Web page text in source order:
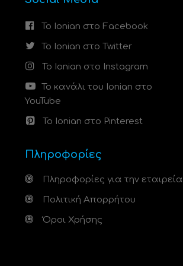
Το Ionian στο Facebook
Το Ionian στο Twitter
Το Ionian στο Instagram
Το κανάλι του Ionian στο
YouTube
Το Ionian στο Pinterest
Πληροφορίες
Πληροφορίες για την εταιρεία
Πολιτική Απορρήτου
Όροι Χρήσης